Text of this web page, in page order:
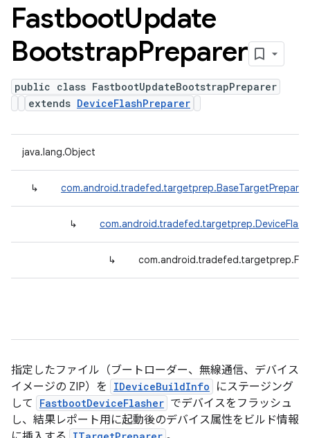
FastbootUpdate
BootstrapPreparer
public class FastbootUpdateBootstrapPreparer
extends DeviceFlashPreparer
java.lang.Object
↳ com.android.tradefed.targetprep.BaseTargetPreparer
↳
↳
指定したファイル（ブートローダー、無線通信、デバイス
イメージの ZIP）を
IDeviceBuildInfo
にステージング
して
FastbootDeviceFlasher でデバイスをフラッシュ
し、結果レポート用に起動後のデバイス属性をビルド情報